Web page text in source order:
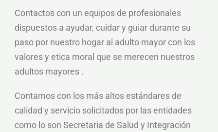
Contactos con un equipos de profesionales
dispuestos a ayudar, cuidar y guiar durante su
paso por nuestro hogar al adulto mayor con los
valores y etica moral que se merecen nuestros
adultos mayores .
Contamos con los más altos estándares de
calidad y servicio solicitados por las entidades
como lo son Secretaria de Salud y Integración